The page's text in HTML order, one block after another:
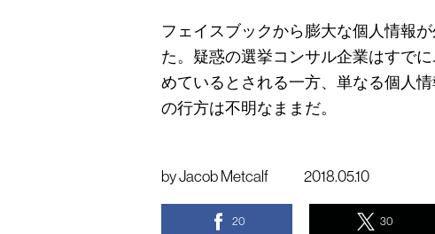
フェイスブックから膨大な個人情報
た。疑惑の選挙コンサル企業はすで
めているとされる一方、単なる個人
の行方は不明なままだ。
byJacob Metcalf 2018.05.10
20 30